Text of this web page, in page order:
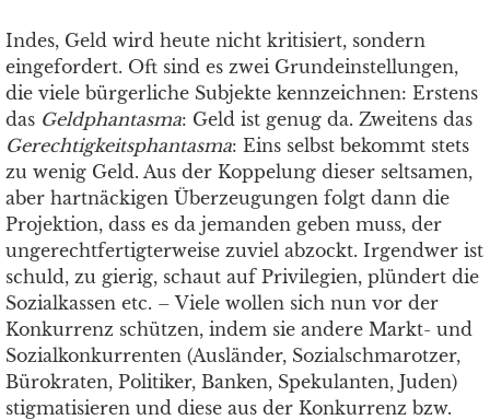
Indes, Geld wird heute nicht kritisiert, sondern
eingefordert. Oft sind es zwei Grundeinstellungen,
die viele bürgerliche Subjekte kennzeichnen: Erstens
das Geldphantasma: Geld ist genug da. Zweitens das
Gerechtigkeitsphantasma: Eins selbst bekommt stets
zu wenig Geld. Aus der Koppelung dieser seltsamen,
aber hartnäckigen Überzeugungen folgt dann die
Projektion, dass es da jemanden geben muss, der
ungerechtfertigterweise zuviel abzockt. Irgendwer ist
schuld, zu gierig, schaut auf Privilegien, plündert die
Sozialkassen etc. – Viele wollen sich nun vor der
Konkurrenz schützen, indem sie andere Markt- und
Sozialkonkurrenten (Ausländer, Sozialschmarotzer,
Bürokraten, Politiker, Banken, Spekulanten, Juden)
stigmatisieren und diese aus der Konkurrenz bzw.